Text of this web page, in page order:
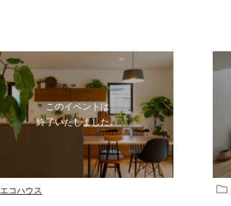
このイベントは
終了いたしました。
エコハウス